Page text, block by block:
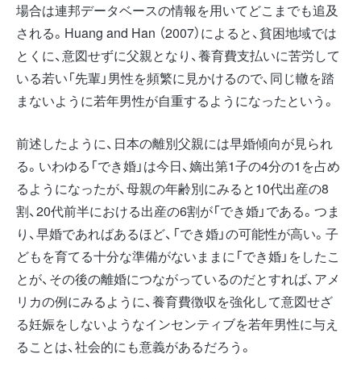
場合は連邦データベースの情報を用いてどこまでも追及
される。Huang and Han （2007）によると、貧困地域では
とくに、意図せずに父親となり、養育費支払いに苦労して
いる若い「先輩」男性を頻繁に見かけるので、同じ轍を踏
まないように若年男性が自重するようになったという。
前述したように、日本の離別父親には早婚傾向が見られ
る。いわゆる「でき婚」は今日、嫡出第1子の4分の1を占め
るようになったが、母親の年齢別にみると10代出産の8
割、20代前半における出産の6割が「でき婚」である。つま
り、早婚であればあるほど、「でき婚」の可能性が高い。子
どもを育てる十分な準備がないままに「でき婚」をしたこ
とが、その後の離婚につながっているのだとすれば、アメ
リカの例にみるように、養育費徴収を強化して意図せざ
る妊娠をしないようなインセンティブを若年男性に与え
ることは、社会的にも意義があるだろう。